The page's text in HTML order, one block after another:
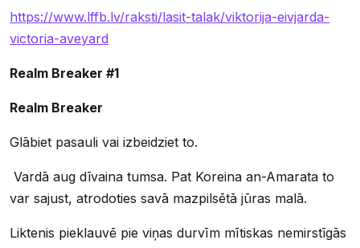
https://www.lffb.lv/raksti/lasit-talak/viktorija-eivjarda-
victoria-aveyard
Realm Breaker #1
Realm Breaker
Glābiet pasauli vai izbeidziet to.
Vardā aug dīvaina tumsa. Pat Koreina an-Amarata to
var sajust, atrodoties savā mazpilsētā jūras malā.
Liktenis pieklauvē pie viņas durvīm mītiskas nemirstīgās